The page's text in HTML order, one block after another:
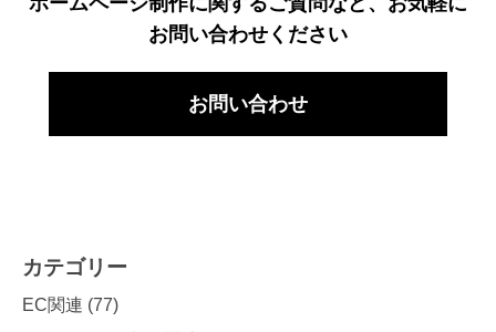
お問い合わせください
お問い合わせ
カテゴリー
EC関連 (77)